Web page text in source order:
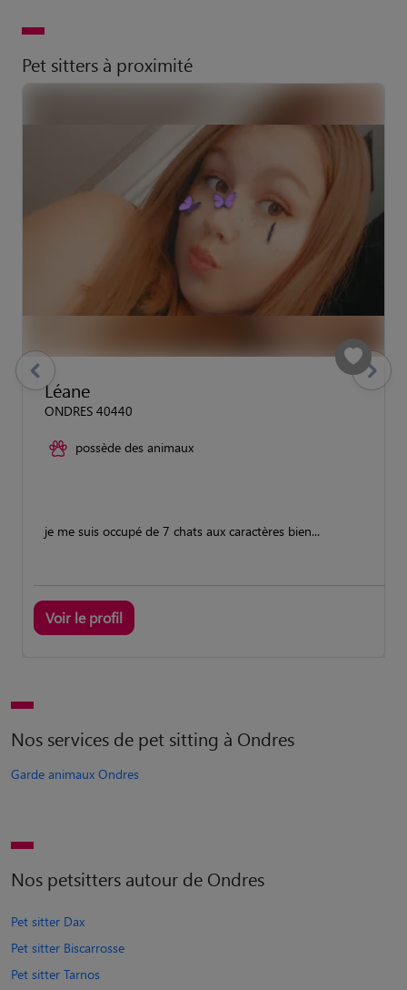
Pet sitters à proximité
Léane
ONDRES 40440
possède des animaux
je me suis occupé de 7 chats aux caractères bien...
Voir le profil
previous Suivant
Nos services de pet sitting à Ondres
Garde animaux Ondres
Nos petsitters autour de Ondres
Pet sitter Dax
Pet sitter Biscarrosse
Pet sitter Tarnos